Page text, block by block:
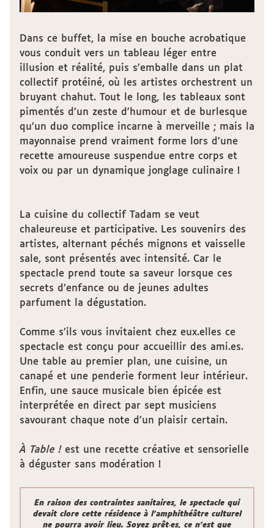
Dans ce buffet, la mise en bouche acrobatique
vous conduit vers un tableau léger entre
illusion et réalité, puis s’emballe dans un plat
collectif protéiné, où les artistes orchestrent un
bruyant chahut. Tout le long, les tableaux sont
pimentés d’un zeste d'humour et de burlesque
qu’un duo complice incarne à merveille ; mais la
mayonnaise prend vraiment forme lors d’une
recette amoureuse suspendue entre corps et
voix ou par un dynamique jonglage culinaire !
La cuisine du collectif Tadam se veut
chaleureuse et participative. Les souvenirs des
artistes, alternant péchés mignons et vaisselle
sale, sont présentés avec intensité. Car le
spectacle prend toute sa saveur lorsque ces
secrets d’enfance ou de jeunes adultes
parfument la dégustation.
Comme s’ils vous invitaient chez eux.elles ce
spectacle est conçu pour accueillir des ami.es.
Une table au premier plan, une cuisine, un
canapé et une penderie forment leur intérieur.
Enfin, une sauce musicale bien épicée est
interprétée en direct par sept musiciens
savourant chaque note d’un plaisir certain.​
À Table ! est une recette créative et sensorielle
à déguster sans modération !
En raison des contraintes sanitaires, le spectacle qui
devait clore cette résidence à l'amphithéâtre culturel
ne pourra avoir lieu. Soyez prêt·es, ce n'est que